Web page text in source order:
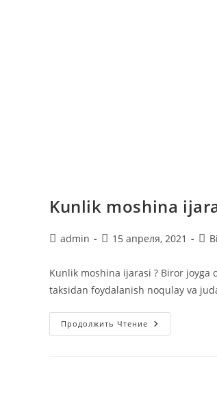
Kunlik moshina
Автор
admin
Запись
15 апреля, 2021
Kunlik moshina ijarasi ? Biror joyga
taksidan foydalanish noqulay va
Продолжить Чтение Kunlik
Moshina